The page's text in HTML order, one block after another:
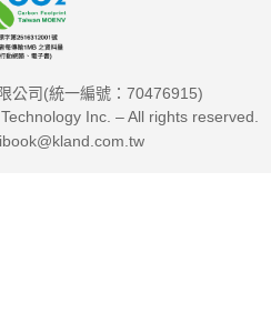
公司(統一編號：70476915)
Inc. – All rights reserved.